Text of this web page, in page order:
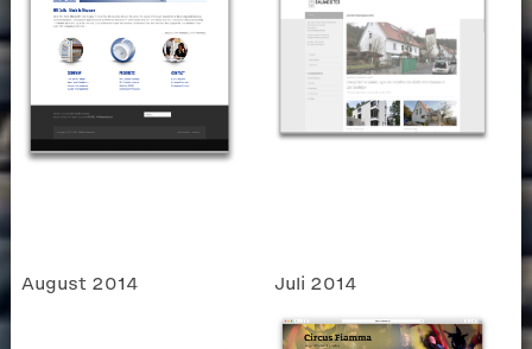
August 2014 Juli 2014